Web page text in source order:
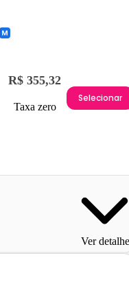
R$ 355,32
Taxa zero
Selecionar
Ver